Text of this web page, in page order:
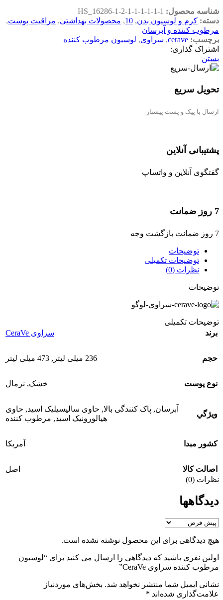
شناسه محصول: HS_16286-1-2-1-1-1-1-1-1
دسته: کرم و لوسيون بدن,
10
, محصولات بهداشتی, مراقبت پوست,
مرطوب کننده و آبرسان
برچسب: cerave
, سراوی, لوسیون مرطوب کننده
اشتراک گذاری:
بستن
تحویل سریع
ارسال با پیک و پست پیشتاز
پشتیبانی آنلاین
گفتگوی آنلاین و واتساپ
7 روز ضمانت
7 روز ضمانت بازگشت وجه
توضیحات
توضیحات تکمیلی
نظرات (0)
توضیحات
توضیحات تکمیلی
برند
سراوی CeraVe
حجم 236 میلی لیتر , 473 میلی لیتر
نوع پوست خشک, نرمال
ويژگي
آبرسان, پاک کنندگی بالا, حاوی سالیسیلیک اسید, حاوی
هیالورونیک اسید, مرطوب کننده
کشور مبدا آمریکا
اصالت کالا
اصل
نظرات (0)
دیدگاهها
هیچ دیدگاهی برای این محصول نوشته نشده است.
اولین نفری باشید که دیدگاهی را ارسال می کنید برای “لوسیون
مرطوب کننده سراوی CeraVe”
نشانی ایمیل شما منتشر نخواهد شد. بخش‌های موردنیاز
علامت‌گذاری شده‌اند *